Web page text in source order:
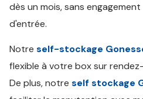
dès un mois, sans
d'entrée.
Notre self-stockage
flexible à votre box sur
De plus, notre self stockage